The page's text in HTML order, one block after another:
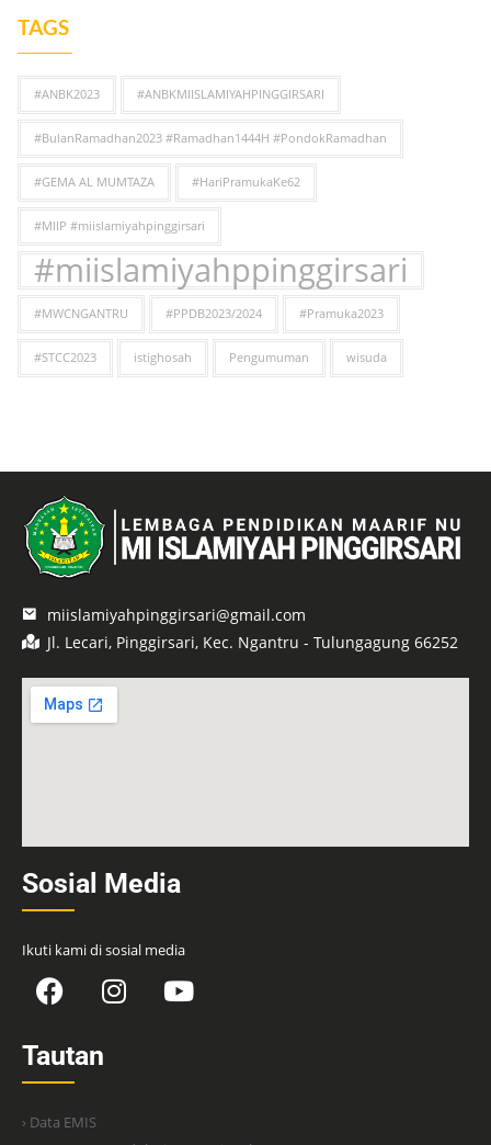
TAGS
#ANBK2023 #ANBKMIISLAMIYAHPINGGIRSARI
#BulanRamadhan2023 #Ramadhan1444H #PondokRamadhan
#GEMA AL MUMTAZA #HariPramukaKe62
#MIIP #miislamiyahpinggirsari
#miislamiyahppinggirsari
#MWCNGANTRU #PPDB2023/2024 #Pramuka2023
#STCC2023 istighosah Pengumuman wisuda
miislamiyahpinggirsari@gmail.com
Jl. Lecari, Pinggirsari, Kec. Ngantru - Tulungagung 66252
Sosial Media
Ikuti kami di sosial media
Tautan
› Data EMIS